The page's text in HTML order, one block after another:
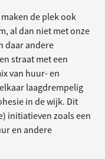
de plek ook
al dan niet met onze
daar andere
straat met een
van huur- en
laagdrempelig
in de wijk. Dit
initiatieven zoals een
en andere